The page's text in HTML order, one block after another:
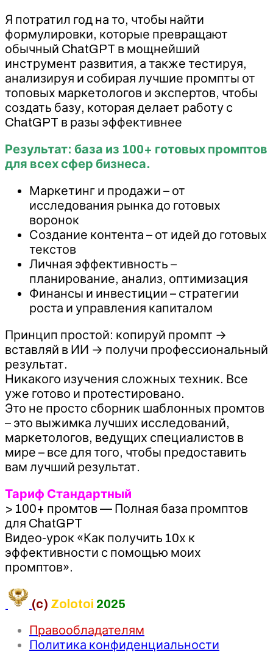
Я потратил год на то, чтобы найти
формулировки, которые превращают
обычный ChatGPT в мощнейший
инструмент развития, а также тестируя,
анализируя и собирая лучшие промпты от
топовых маркетологов и экспертов, чтобы
создать базу, которая делает работу с
ChatGPT в разы эффективнее
Результат: база из 100+ готовых промптов
для всех сфер бизнеса.
Маркетинг и продажи – от
исследования рынка до готовых
воронок
Создание контента – от идей до готовых
текстов
Личная эффективность –
планирование, анализ, оптимизация
Финансы и инвестиции – стратегии
роста и управления капиталом
Принцип простой: копируй промпт →
вставляй в ИИ → получи профессиональный
результат.
Никакого изучения сложных техник. Все
уже готово и протестировано.
Это не просто сборник шаблонных промтов
– это выжимка лучших исследований,
маркетологов, ведущих специалистов в
мире – все для того, чтобы предоставить
вам лучший результат.
Тариф Стандартный
> 100+ промтов — Полная база промптов
для ChatGPT
Видео-урок «Как получить 10х к
эффективности с помощью моих
промптов».
(c) Zolotoi 2025
Правообладателям
Политика конфиденциальности